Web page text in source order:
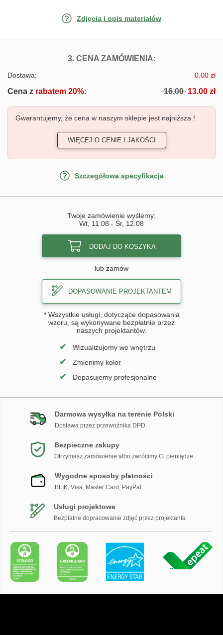
Zdjęcia i opis materiałów
3. CENA ZAMÓWIENIA:FOTOTAPETY
Dostawa: 0.00 zł
Cena z rabatem 20%: 16.00 13.00 zł
Gwarantujemy, że cena w naszym sklepie jest najniższa !
WIĘCEJ O CENIE I JAKOŚCI
Szczegółowa specyfikacja
Twoje zamówienie wyślemy:
Wt, 11.08 - Śr, 12.08
DODAJ DO KOSZYKA
lub zamów
DOPASOWANIE PROJEKTANTEM
* Wszystkie usługi, dotyczące dopasowania
wzoru, są wykonywane bezpłatnie przez
naszych projektantów.
✔ Wizualizujemy we wnętrzu
✔ Zmienimy kolor
✔ Dopasujemy profesjonalne
Darmowa wysyłka na terenie Polski
Dostawa przez przewoźnika DPD
Bezpieczne zakupy
Otrzymasz zamówienie albo zwrócimy Ci pieniądze
Wygodne sposoby płatności
BLIK, Visa, Master Card, PayPal
Usługi projektowe
Bezpłatne dopracowanie zdjęć przez projektanta